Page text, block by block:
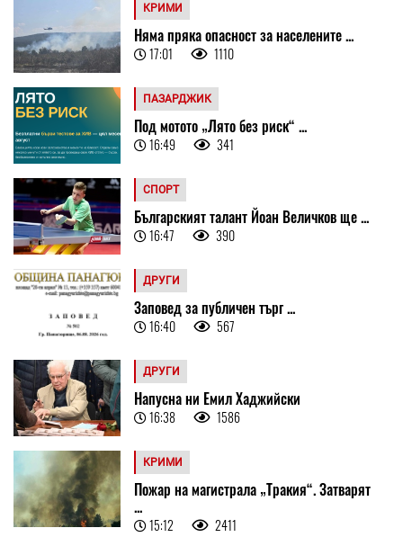
КРИМИ
Няма пряка опасност за населените ...
17:01 1110
ПАЗАРДЖИК
Под мотото „Лято без риск“ ...
16:49 341
СПОРТ
Българският талант Йоан Величков ще ...
16:47 390
ДРУГИ
Заповед за публичен търг ...
16:40 567
ДРУГИ
Напусна ни Емил Хаджийски
16:38 1586
КРИМИ
Пожар на магистрала „Тракия“. Затварят
...
15:12 2411